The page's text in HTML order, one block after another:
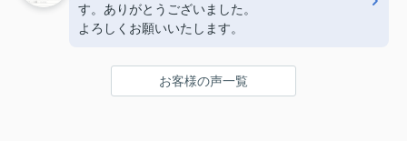
す。ありがとうございました。
よろしくお願いいたします。
お客様の声一覧